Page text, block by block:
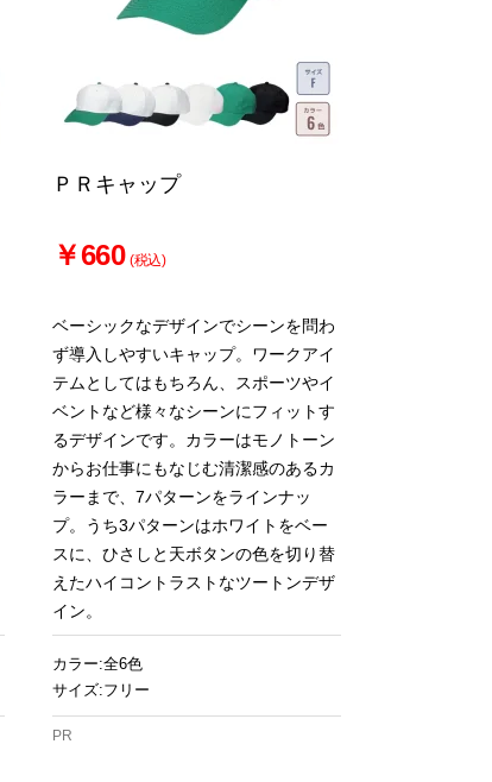
ＰＲキャップ
￥660 (税込)
ベーシックなデザインでシーンを問わ
ず導入しやすいキャップ。ワークアイ
テムとしてはもちろん、スポーツやイ
ベントなど様々なシーンにフィットす
るデザインです。カラーはモノトーン
からお仕事にもなじむ清潔感のあるカ
ラーまで、7パターンをラインナッ
プ。うち3パターンはホワイトをベー
スに、ひさしと天ボタンの色を切り替
えたハイコントラストなツートンデザ
イン。
カラー:全6色
サイズ:フリー
PR